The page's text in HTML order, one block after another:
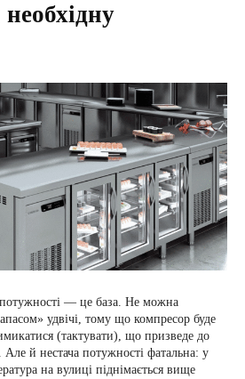
— це база. Не можна
удвічі, тому що компресор буде
(тактувати), що призведе до
й нестача потужності фатальна: у
на вулиці піднімається вище